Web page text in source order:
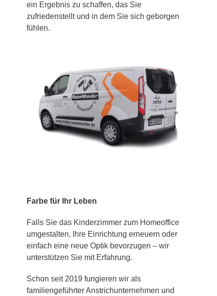
ein Ergebnis zu schaffen, das Sie
zufriedenstellt und in dem Sie sich geborgen
fühlen.
Farbe für Ihr Leben
Falls Sie das Kinderzimmer zum Homeoffice
umgestalten, Ihre Einrichtung erneuern oder
einfach eine neue Optik bevorzugen – wir
unterstützen Sie mit Erfahrung.
Schon seit 2019 fungieren wir als
familiengeführter Anstrichunternehmen und